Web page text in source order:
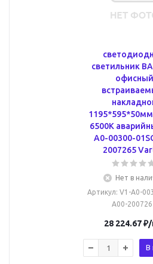
светильник
офисный
6500К
A0-00300-
2007265
Нет в
Артикул: V1-A0-
A00-
28 224.67₽/
В